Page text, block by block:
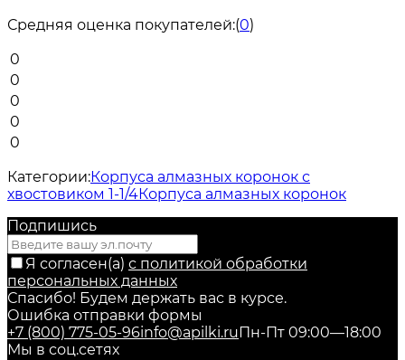
Средняя оценка покупателей:(0)
0
0
0
0
0
Категории:Корпуса алмазных коронок с
хвостовиком 1-1/4Корпуса алмазных коронок
Подпишись
Я согласен(a) с политикой обработки
персональных данных
Спасибо! Будем держать вас в курсе.
Ошибка отправки формы
+7 (800) 775-05-96info@apilki.ru Пн-Пт 09:00—18:00
Мы в соц.сетях